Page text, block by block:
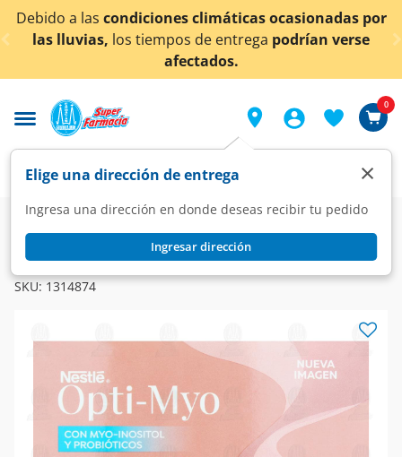
< div class="carousel-inner">
climáticas ocasionadas por
tiempos de entregapodrían verse
¡Ahora
Elige una dirección de entrega
Ingresa una dirección en donde deseas recibir tu pedido
Ingresar dirección
×
0
Farmacia Vitaminas y Suplementos Multivitaminas
Opti-Myo Nestlé, 160.8 gr.
SKU: 1314874